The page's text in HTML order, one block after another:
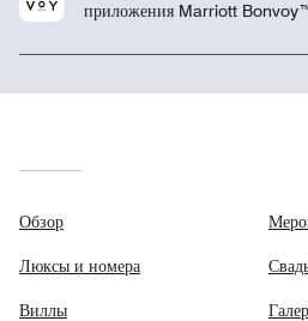
приложения Marriott
Обзор
Люксы и номера
Виллы